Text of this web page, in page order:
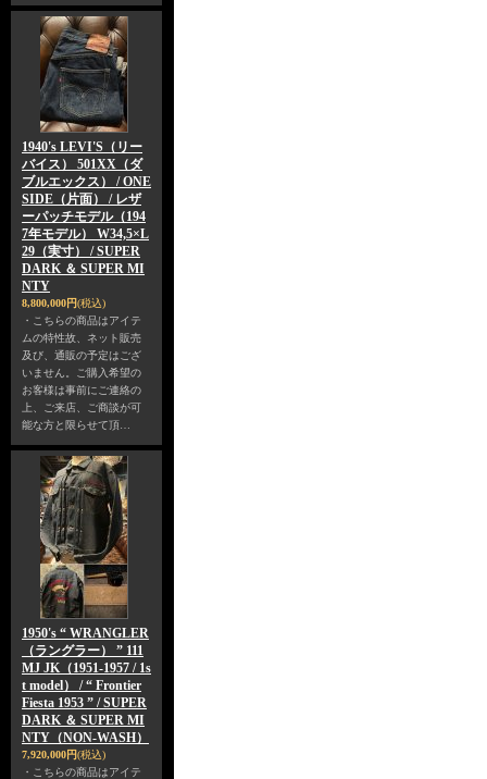
1940's LEVI'S（リー
バイス） 501XX（ダ
ブルエックス） / ONE
SIDE（片面） / レザ
ーパッチモデル（194
7年モデル） W34,5×L
29（実寸） / SUPER
DARK ＆ SUPER MI
NTY
8,800,000円(税込)
・こちらの商品はアイテ
ムの特性故、ネット販売
及び、通販の予定はござ
いません。ご購入希望の
お客様は事前にご連絡の
上、ご来店、ご商談が可
能な方と限らせて頂…
1950's “ WRANGLER
（ラングラー） ” 111
MJ JK（1951-1957 / 1s
t model） / “ Frontier
Fiesta 1953 ” / SUPER
DARK ＆ SUPER MI
NTY（NON-WASH）
7,920,000円(税込)
・こちらの商品はアイテ